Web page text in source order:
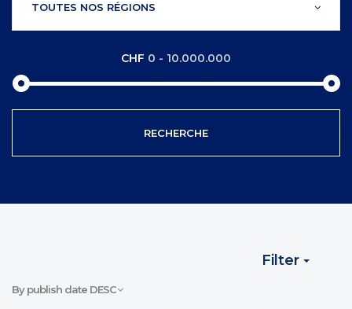
TOUTES NOS RÉGIONS
CHF 0 - 10.000.000
RECHERCHE
Filter
By publish date DESC